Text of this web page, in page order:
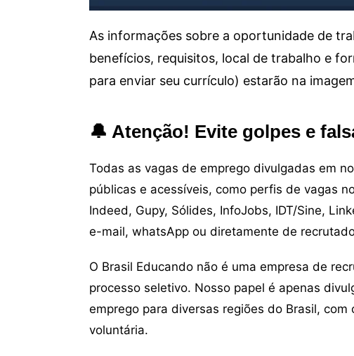
As informações sobre a oportunidade de
benefícios, requisitos, local de trabalho e
para enviar seu currículo) estarão na
🔔 Atenção! Evite golpes e
Todas as vagas de emprego divulgadas em
públicas e acessíveis, como perfis de vagas
Indeed, Gupy, Sólides, InfoJobs, IDT/Sine,
e-mail, whatsApp ou diretamente de
O Brasil Educando não é uma empresa de
processo seletivo. Nosso papel é apenas
emprego para diversas regiões do Brasil,
voluntária.